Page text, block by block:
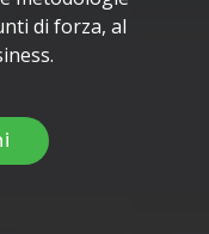
di forza, al